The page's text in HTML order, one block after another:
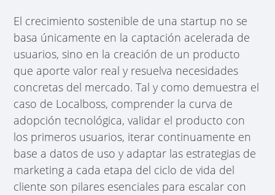
El crecimiento sostenible de una startup no se
basa únicamente en la captación acelerada de
usuarios, sino en la creación de un producto
que aporte valor real y resuelva necesidades
concretas del mercado. Tal y como demuestra el
caso de Localboss, comprender la curva de
adopción tecnológica, validar el producto con
los primeros usuarios, iterar continuamente en
base a datos de uso y adaptar las estrategias de
marketing a cada etapa del ciclo de vida del
cliente son pilares esenciales para escalar con